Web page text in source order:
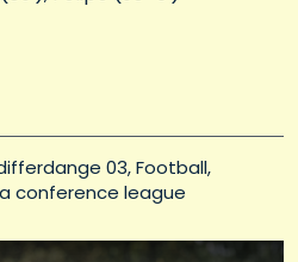
03 Football
conference league